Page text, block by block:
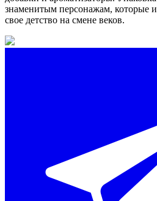
знаменитым персонажам, которые
свое детство на смене веков.